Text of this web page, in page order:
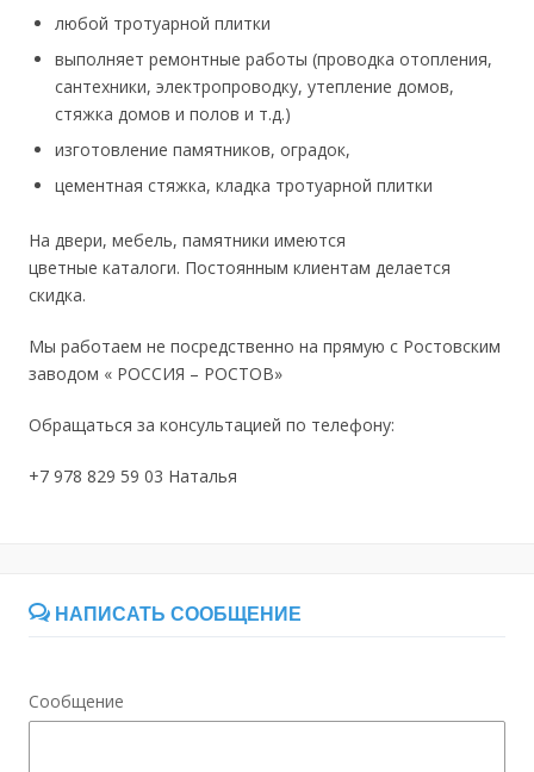
любой тротуарной плитки
выполняет ремонтные работы (проводка отопления,
сантехники, электропроводку, утепление домов,
стяжка домов и полов и т.д.)
изготовление памятников, оградок,
цементная стяжка, кладка тротуарной плитки
На двери, мебель, памятники имеются
цветные каталоги. Постоянным клиентам делается
скидка.
Мы работаем не посредственно на прямую с Ростовским
заводом « РОССИЯ – РОСТОВ»
Обращаться за консультацией по телефону:
+7 978 829 59 03 Наталья
НАПИСАТЬ СООБЩЕНИЕ
Сообщение